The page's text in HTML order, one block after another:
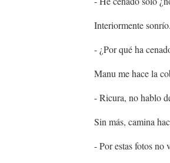
Interiormente
- ¿Por qué ha
Manu me hace la
- Ricura, no hablo
Sin más, camina
- Por estas fotos no